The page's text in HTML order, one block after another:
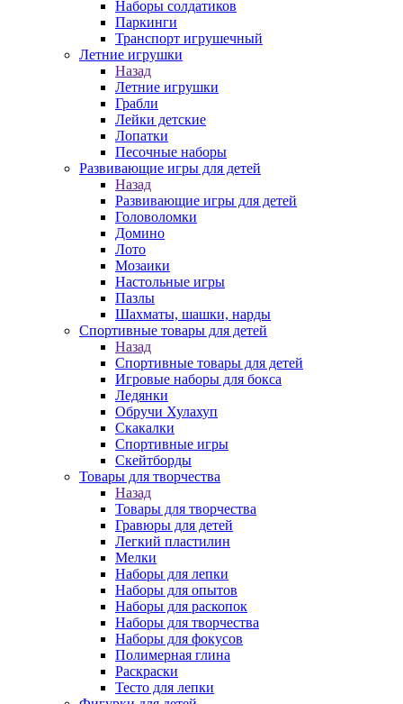
Наборы солдатиков
Паркинги
Транспорт игрушечный
Летние игрушки
Назад
Летние игрушки
Грабли
Лейки детские
Лопатки
Песочные наборы
Развивающие игры для детей
Назад
Развивающие игры для детей
Головоломки
Домино
Лото
Мозаики
Настольные игры
Пазлы
Шахматы, шашки, нарды
Спортивные товары для детей
Назад
Спортивные товары для детей
Игровые наборы для бокса
Ледянки
Обручи Хулахуп
Скакалки
Спортивные игры
Скейтборды
Товары для творчества
Назад
Товары для творчества
Гравюры для детей
Легкий пластилин
Мелки
Наборы для лепки
Наборы для опытов
Наборы для раскопок
Наборы для творчества
Наборы для фокусов
Полимерная глина
Раскраски
Тесто для лепки